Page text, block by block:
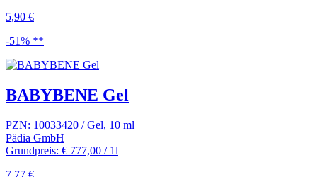
5,90 €
-51% **
BABYBENE Gel
PZN: 10033420 / Gel, 10 ml
Pädia GmbH
Grundpreis: € 777,00 / 1l